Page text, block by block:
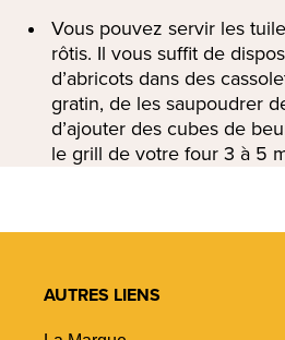
Vous pouvez servir les
rôtis. Il vous suffit de
d’abricots dans des
gratin, de les saupoudrer
d’ajouter des cubes de
le grill de votre four 3 à 5
AUTRES LIENS